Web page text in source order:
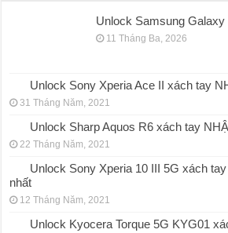
Unlock Samsung Galaxy
11 Tháng Ba, 2026
Unlock Sony Xperia Ace II xách tay
31 Tháng Năm, 2021
Unlock Sharp Aquos R6 xách tay
22 Tháng Năm, 2021
Unlock Sony Xperia 10 III 5G xách
nhất
12 Tháng Năm, 2021
Unlock Kyocera Torque 5G KYG01